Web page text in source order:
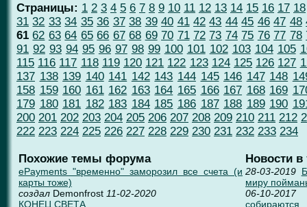
Страницы: 1 2 3 4 5 6 7 8 9 10 11 12 13 14 15 16 17 18
31 32 33 34 35 36 37 38 39 40 41 42 43 44 45 46 47 48
61 62 63 64 65 66 67 68 69 70 71 72 73 74 75 76 77 78
91 92 93 94 95 96 97 98 99 100 101 102 103 104 105
115 116 117 118 119 120 121 122 123 124 125 126 127
137 138 139 140 141 142 143 144 145 146 147 148
158 159 160 161 162 163 164 165 166 167 168 169
179 180 181 182 183 184 185 186 187 188 189 190
200 201 202 203 204 205 206 207 208 209 210 211 212
222 223 224 225 226 227 228 229 230 231 232 233 234
Похожие темы форума
ePayments "временно" заморозил все счета (и
карты тоже)
создал Demonfrost 11-02-2020
КОНЕЦ СВЕТА
Новости в
28-03-2019
миру
06-10-2017